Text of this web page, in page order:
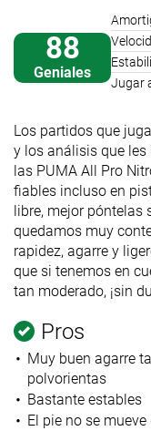
88
Geniales
Jugar
Los partidos que
y los análisis que
las PUMA All Pro
fiables incluso en
libre, mejor póntelas
quedamos muy
rapidez, agarre y
que si tenemos en
tan moderado, ¡sin
Pros
Muy buen agarre
polvorientas
Bastante estables
El pie no se